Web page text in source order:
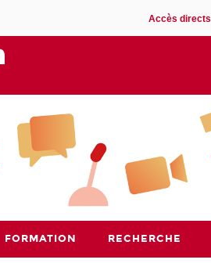
Accès directs
FORMATION RECHERCHE